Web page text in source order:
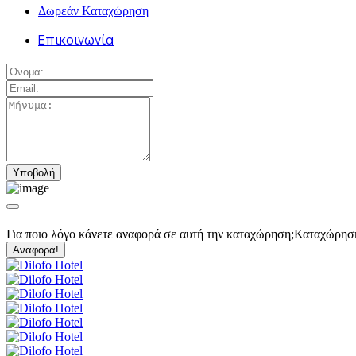
Δωρεάν Καταχώρηση
Επικοινωνία
Για ποιο λόγο κάνετε αναφορά σε αυτή την καταχώρηση;
Αναφορά!